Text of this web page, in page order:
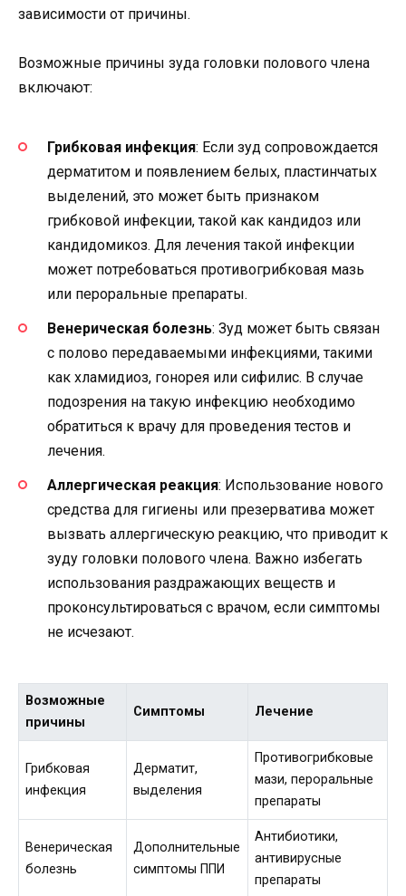
зависимости от причины.
Возможные причины зуда головки полового члена
включают:
Грибковая инфекция: Если зуд сопровождается
дерматитом и появлением белых, пластинчатых
выделений, это может быть признаком
грибковой инфекции, такой как кандидоз или
кандидомикоз. Для лечения такой инфекции
может потребоваться противогрибковая мазь
или пероральные препараты.
Венерическая болезнь: Зуд может быть связан
с полово передаваемыми инфекциями, такими
как хламидиоз, гонорея или сифилис. В случае
подозрения на такую инфекцию необходимо
обратиться к врачу для проведения тестов и
лечения.
Аллергическая реакция: Использование нового
средства для гигиены или презерватива может
вызвать аллергическую реакцию, что приводит к
зуду головки полового члена. Важно избегать
использования раздражающих веществ и
проконсультироваться с врачом, если симптомы
не исчезают.
Возможные
причины
Симптомы Лечение
Грибковая
инфекция
Дерматит,
выделения
Противогрибковые
мази, пероральные
препараты
Венерическая
болезнь
Дополнительные
симптомы ППИ
Антибиотики,
антивирусные
препараты